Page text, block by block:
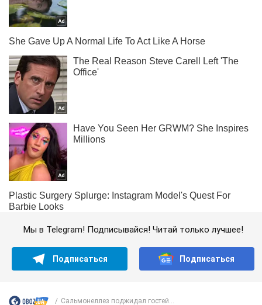
Мы в Telegram! Подписывайся! Читай только лучшее!
Подписаться Подписаться
Сальмонеллез поджидал гостей...